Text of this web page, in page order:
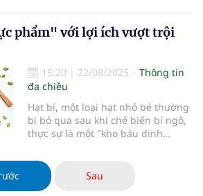
của Bộ Y tế.
phẩm" với lợi ích vượt trội
15:20 | 22/08/2025
Thông tin
đa chiều
Hạt bí, một loại hạt nhỏ bé thường
bị bỏ qua sau khi chế biến bí ngô,
thực sự là một "kho báu dinh
đến. Với hàm lượng vitamin,
khoáng chất và chất chống oxy hóa
dồi dào, hạt bí mang lại vô số lợi
Sau